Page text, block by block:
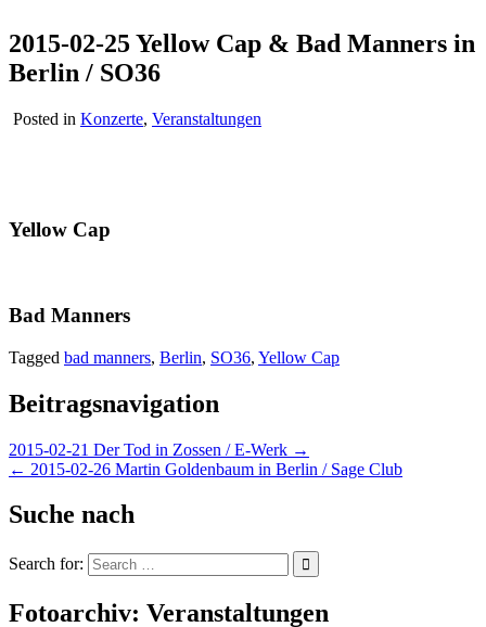
2015-02-25 Yellow Cap & Bad Manners in
Berlin / SO36
Posted in Konzerte, Veranstaltungen
Yellow Cap
Bad Manners
Tagged bad manners, Berlin, SO36, Yellow Cap
Beitragsnavigation
2015-02-21 Der Tod in Zossen / E-Werk →
← 2015-02-26 Martin Goldenbaum in Berlin / Sage Club
Suche nach
Search for:
Fotoarchiv: Veranstaltungen